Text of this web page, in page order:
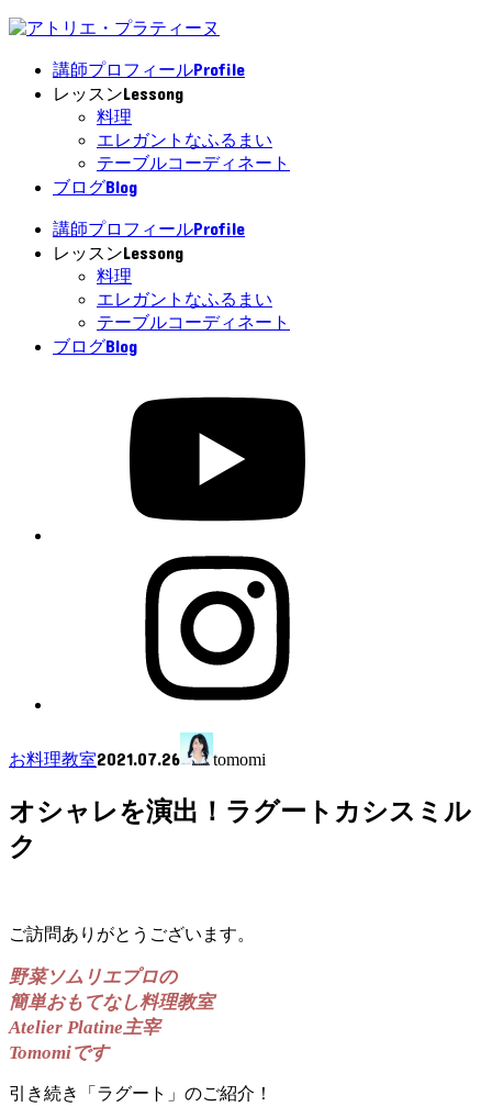
講師プロフィールProfile
レッスンLessong
料理
エレガントなふるまい
テーブルコーディネート
ブログBlog
講師プロフィールProfile
レッスンLessong
料理
エレガントなふるまい
テーブルコーディネート
ブログBlog
お料理教室2021.07.26 tomomi
オシャレを演出！ラグートカシスミル
ク
ご訪問ありがとうございます。
野菜ソムリエプロの
簡単おもてなし料理教室
Atelier Platine主宰
Tomomiです
引き続き「ラグート」のご紹介！